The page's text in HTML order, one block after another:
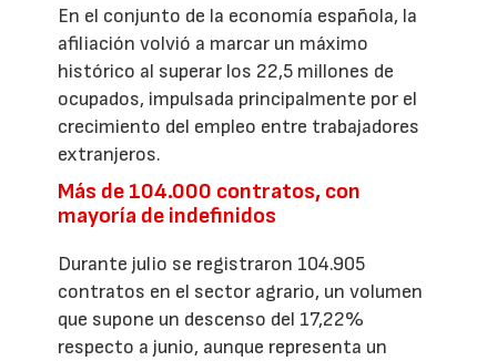
En el conjunto de la economía española, la
afiliación volvió a marcar un máximo
histórico al superar los 22,5 millones de
ocupados, impulsada principalmente por el
crecimiento del empleo entre trabajadores
extranjeros.
Más de 104.000 contratos, con
mayoría de indefinidos
Durante julio se registraron 104.905
contratos en el sector agrario, un volumen
que supone un descenso del 17,22%
respecto a junio, aunque representa un